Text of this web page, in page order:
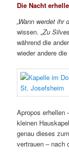
Die Nacht
„Wann werdet ihr
wissen.„Zu
während die
wieder andere
Apropos erhellen
kleinen
genau dieses
vertrauen – nach